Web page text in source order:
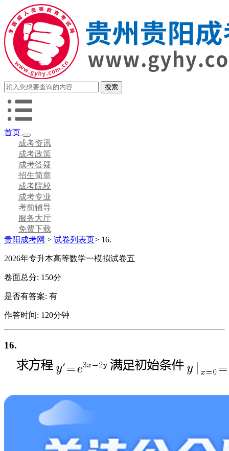
首页
成考资讯
成考政策
成考答疑
招生简章
成考院校
成考专业
考前辅导
服务大厅
免费下载
贵阳成考网 > 试卷列表页> 16.
2026年专升本高等数学一模拟试卷五
卷面总分: 150分
是否有答案: 有
作答时间: 120分钟
16.